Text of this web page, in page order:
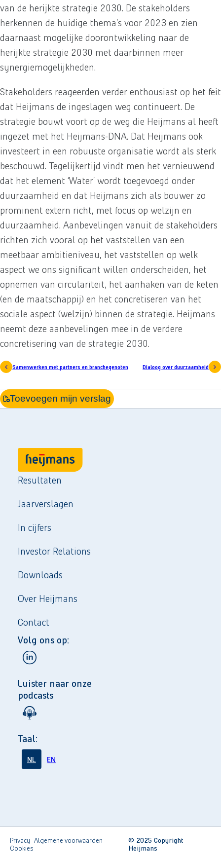
van de herijkte strategie 2030. De stakeholders
herkennen de huidige thema’s voor 2023 en zien
daarnaast mogelijke doorontwikkeling naar de
herijkte strategie 2030 met daarbinnen meer
synergiemogelijkheden.
Stakeholders reageerden verder enthousiast op het feit
dat Heijmans de ingeslagen weg continueert. De
strategie bouwt voort op de weg die Heijmans al heeft
ingezet met het Heijmans-DNA. Dat Heijmans ook
investeert in een robuuste organisatie wordt als sterk
beschouwd. Tegelijkertijd vindt men het vernieuwend
dat het element ‘Water’ wordt toegevoegd onder
duurzaamheid en dat Heijmans zich als bouwer zo
prominent extern richt, met focus op welzijn en
duurzaamheid. Aanbevelingen vanuit de stakeholders
richten zich vooral op het vaststellen van een
meetbaar ambitieniveau, het vaststellen op welk
aspect we ons significant willen onderscheiden, het
opnemen van circulariteit, het aanhaken van de keten
(en de maatschappij) en het concretiseren van het
sociale aspect (welzijn) binnen de strategie. Heijmans
neemt deze aanbevelingen mee in de verdere
concretisering van de strategie 2030.
Dialoog over duurzaamheid
Samenwerken met partners en branchegenoten
Toevoegen mijn verslag
Resultaten
Jaarverslagen
In cijfers
Investor Relations
Downloads
Over Heijmans
Contact
Volg ons op:
Luister naar onze
podcasts
Taal:
NL EN
Privacy Algemene voorwaarden
Cookies
© 2025 Copyright
Heijmans